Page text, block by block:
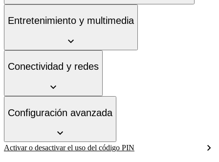
Entretenimiento y multimedia
Conectividad y redes
Configuración avanzada
Activar o desactivar el uso del código PIN